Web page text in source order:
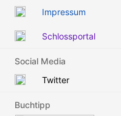
Impressum
Schlossportal
Social Media
Twitter
Buchtipp